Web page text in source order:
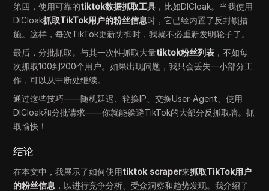
第四，使用可靠的tiktok数据抓取工具 ，比如DICloak。当我使用
DICloak抓取TikTok用户的粉丝信息时，它已经内置了反封锁措
施。这样，每次TikTok更新防御时，我就不必重新发明轮子了。
最后，分批抓取。与其一次性抓取大量tiktok粉丝列表 ，不如每
次抓取100到200个用户。如果出现问题，我只会丢失一小部分工
作，可以从中断处继续。
通过这些技巧——随机延迟、轮换IP、交换User-Agent、使用
DICloak和分批请求——你就能躲避TikTok的大部分反抓取墙。抓
取愉快！
结论
在本文中，我展示了如何使用tiktok scraper来抓取TikTok用户
的粉丝信息 ，以进行竞争分析、受众洞察和趋势发现。我介绍了